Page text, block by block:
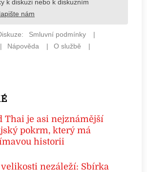
Thai je asi nejznámější
pokrm, který má
historii
velikosti nezáleží: Sbírka